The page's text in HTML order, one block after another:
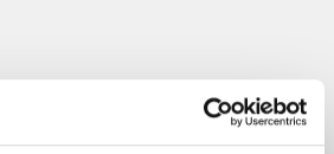
apie prekes